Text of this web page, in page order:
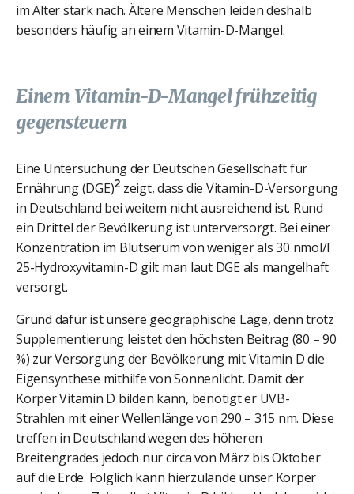
im Alter stark nach. Ältere Menschen leiden deshalb
besonders häufig an einem Vitamin-D-Mangel.
Einem Vitamin-D-Mangel frühzeitig
gegensteuern
Eine Untersuchung der Deutschen Gesellschaft für
Ernährung (DGE)2 zeigt, dass die Vitamin-D-Versorgung
in Deutschland bei weitem nicht ausreichend ist. Rund
ein Drittel der Bevölkerung ist unterversorgt. Bei einer
Konzentration im Blutserum von weniger als 30 nmol/l
25-Hydroxyvitamin-D gilt man laut DGE als mangelhaft
versorgt.
Grund dafür ist unsere geographische Lage, denn trotz
Supplementierung leistet den höchsten Beitrag (80 – 90
%) zur Versorgung der Bevölkerung mit Vitamin D die
Eigensynthese mithilfe von Sonnenlicht. Damit der
Körper Vitamin D bilden kann, benötigt er UVB-
Strahlen mit einer Wellenlänge von 290 – 315 nm. Diese
treffen in Deutschland wegen des höheren
Breitengrades jedoch nur circa von März bis Oktober
auf die Erde. Folglich kann hierzulande unser Körper